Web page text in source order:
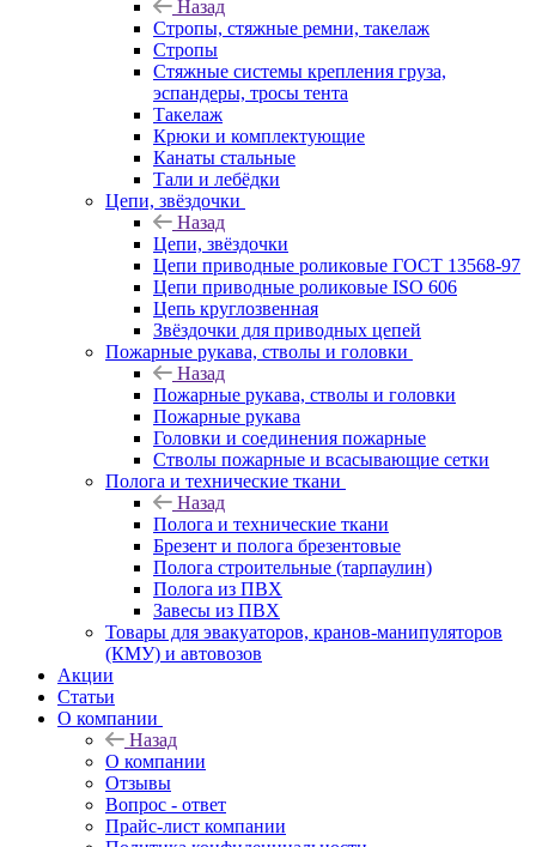
Назад
Стропы, стяжные ремни, такелаж
Стропы
Стяжные системы крепления груза,
эспандеры, тросы тента
Такелаж
Крюки и комплектующие
Канаты стальные
Тали и лебёдки
Цепи, звёздочки
Назад
Цепи, звёздочки
Цепи приводные роликовые ГОСТ 13568-97
Цепи приводные роликовые ISO 606
Цепь круглозвенная
Звёздочки для приводных цепей
Пожарные рукава, стволы и головки
Назад
Пожарные рукава, стволы и головки
Пожарные рукава
Головки и соединения пожарные
Стволы пожарные и всасывающие сетки
Полога и технические ткани
Назад
Полога и технические ткани
Брезент и полога брезентовые
Полога строительные (тарпаулин)
Полога из ПВХ
Завесы из ПВХ
Товары для эвакуаторов, кранов-манипуляторов
(КМУ) и автовозов
Акции
Статьи
О компании
Назад
О компании
Отзывы
Вопрос - ответ
Прайс-лист компании